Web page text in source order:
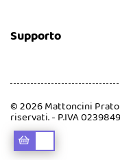
Supporto
© 2026 Mattoncini
riservati. - P.IVA